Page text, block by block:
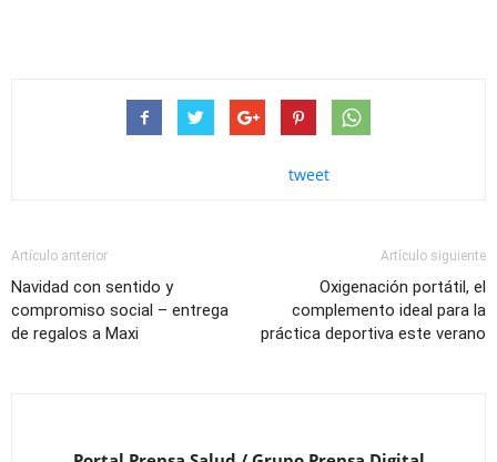
tweet
Artículo anterior
Navidad con sentido y
compromiso social – entrega
de regalos a Maxi
Artículo siguiente
Oxigenación portátil, el
complemento ideal para la
práctica deportiva este verano